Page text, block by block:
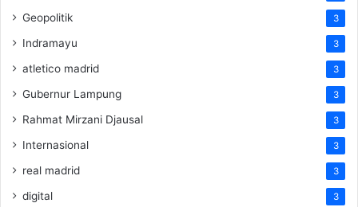
Geopolitik 3
Indramayu 3
atletico madrid 3
Gubernur Lampung 3
Rahmat Mirzani Djausal 3
Internasional 3
real madrid 3
digital 3